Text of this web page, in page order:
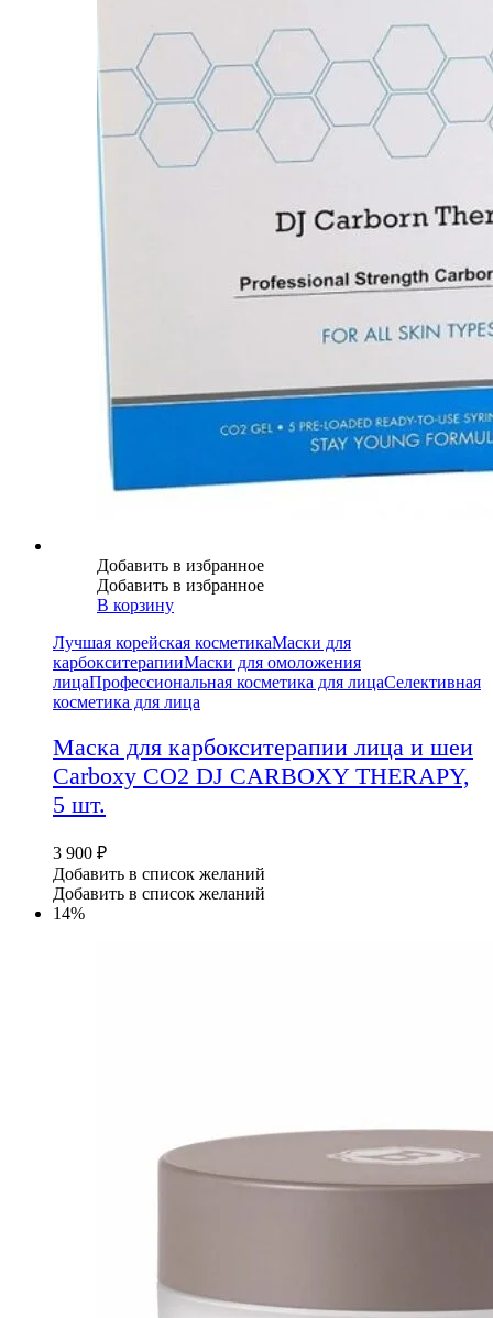
Добавить в избранное
Добавить в избранное
В корзину
Лучшая корейская косметикаМаски для
карбокситерапииМаски для омоложения
лицаПрофессиональная косметика для лицаСелективная
косметика для лица
Маска для карбокситерапии лица и шеи
Carboxy CO2 DJ CARBOXY THERAPY,
5 шт.
3 900 ₽
Добавить в список желаний
Добавить в список желаний
14%